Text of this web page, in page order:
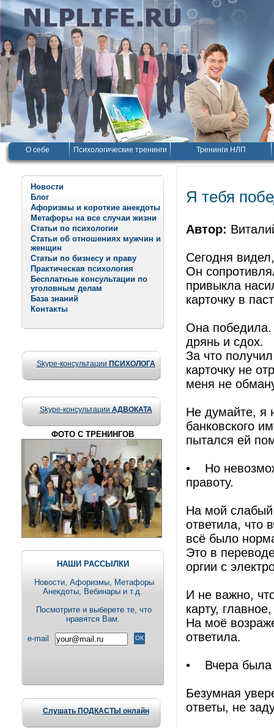
О себе Психологические тренинги Тренинги НЛП
Новости
Блог
Афоризмы и короткие анекдоты
Метафоры на все случаи жизни
Статьи по психологии
Статьи об отношениях мужчин и
женщин
Статьи по бизнесу и праву
Практическая психология
Бесплатные консультации по
уголовным делам
База знаний
Контакты
Skype-консультации ПСИХОЛОГА
Skype-консультации АДВОКАТА
ФОТО С ТРЕНИНГОВ
НАШИ РАССЫЛКИ
Новости, Aфоризмы, Метафоры
Анекдоты, Вебинары и т.д.
Посмотрите и выберете те, что
нравятся Вам.
e-mail
Слушать ПОДКАСТЫ онлайн
Я тебя
Автор:
Сегодня
Он
привыкла
карточку в
Она победила.
дрянь и сдох.
За что
карточку не
меня не
Не думайте, я
банковского
пытался ей
• Но
правоту.
На мой слабый
ответила, что
всё было
Это в
оргии с
И не важно,
карту,
На моё
ответила.
• Вчера была
Безумная
ответы, не